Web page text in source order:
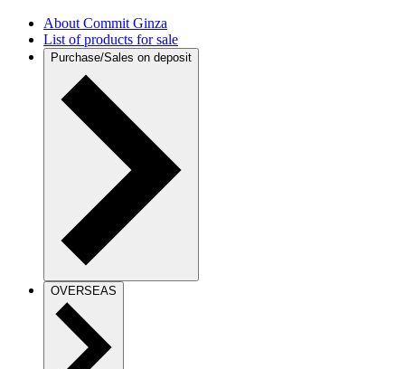
About Commit Ginza
List of products for sale
Purchase/Sales on deposit
OVERSEAS